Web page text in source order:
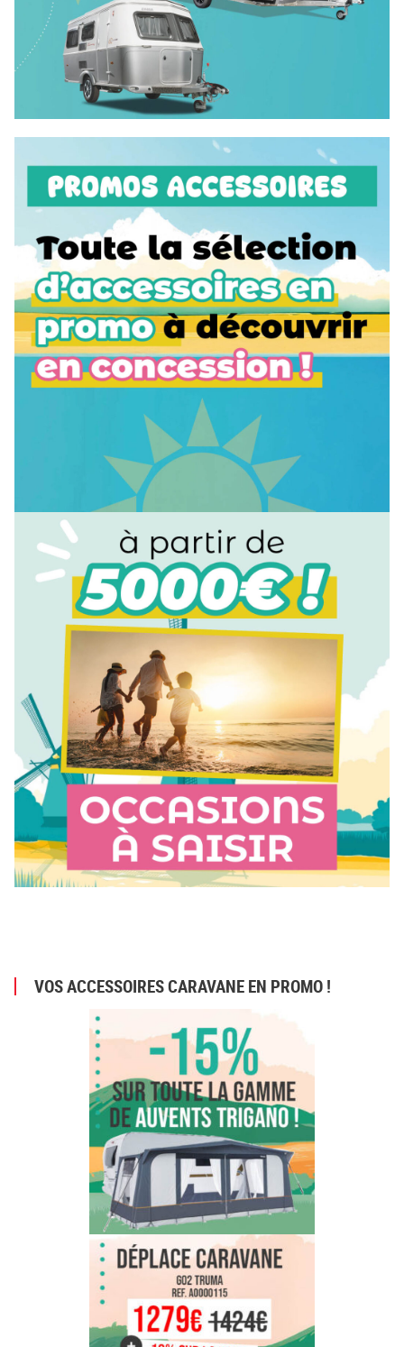
VOS ACCESSOIRES CARAVANE EN PROMO !